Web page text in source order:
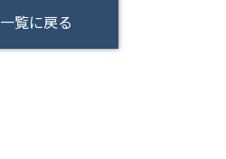
一覧に戻る